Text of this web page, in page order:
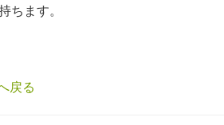
ちます。
戻る